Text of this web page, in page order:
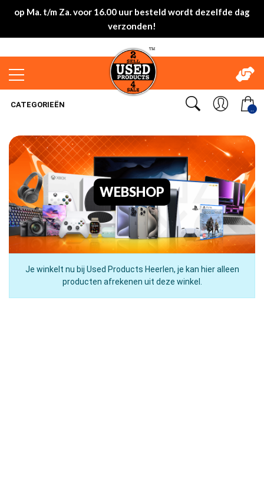
op Ma. t/m Za. voor 16.00 uur besteld wordt dezelfde dag
verzonden!
..
CATEGORIEËN
WEBSHOP
Je winkelt nu bij Used Products Heerlen, je kan hier alleen
producten afrekenen uit deze winkel.